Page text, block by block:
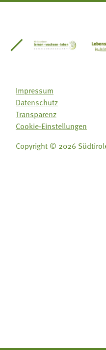
Südtirol
Gärtnervereinigung
Impressum
Datenschutz
Transparenz
Cookie-Einstellungen
Copyright © 2026